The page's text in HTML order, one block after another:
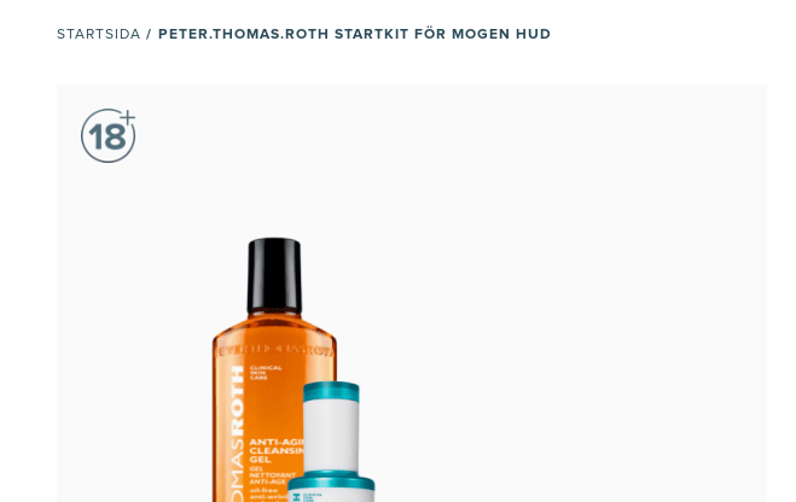
STARTSIDA / PETER.THOMAS.ROTH STARTKIT FÖR MOGEN HUD